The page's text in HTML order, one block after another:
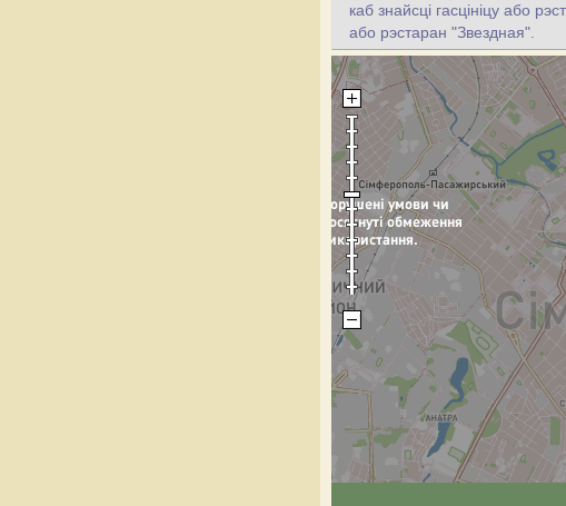
каб знайсці гасцініцу або
або рэстаран "Звездная".